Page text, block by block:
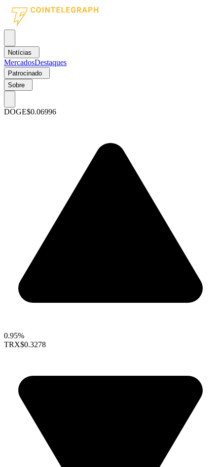
Notícias
MercadosDestaques
Patrocinado
Sobre
DOGE$0.06996
0.95%
TRX$0.3278